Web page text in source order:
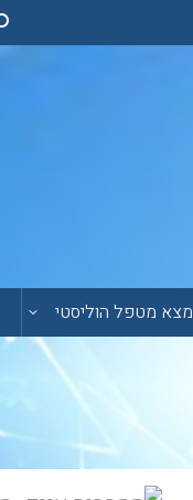
מצא מטפל הוליסטי